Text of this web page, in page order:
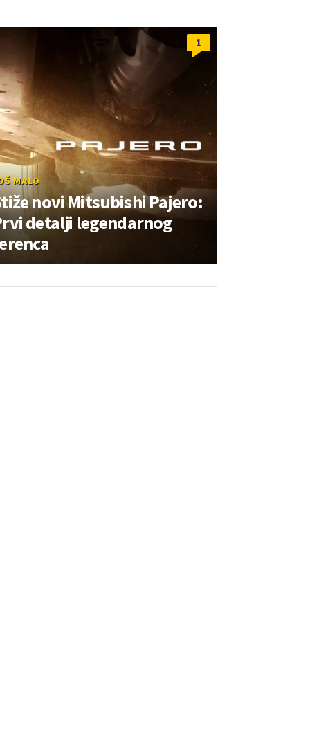
1
MALO
novi Mitsubishi Pajero:
detalji legendarnog